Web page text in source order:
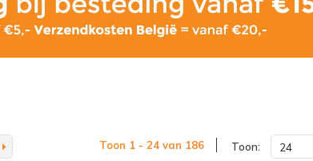
Toon 1 - 24 van 186 Toon: 24